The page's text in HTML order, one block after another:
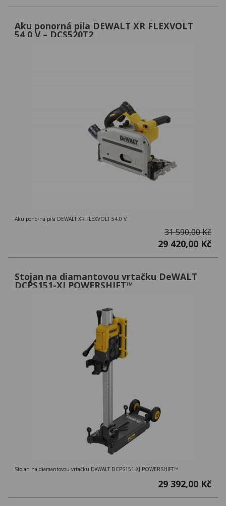
Aku ponorná pila DEWALT XR FLEXVOLT
54,0 V – DCS520T2
Aku ponorná pila DEWALT XR FLEXVOLT 54,0 V
31 590,00 Kč
29 420,00 Kč
Stojan na diamantovou vrtačku DeWALT
DCPS151-XJ POWERSHIFT™
Stojan na diamantovou vrtačku DeWALT DCPS151-XJ POWERSHIFT™
29 392,00 Kč